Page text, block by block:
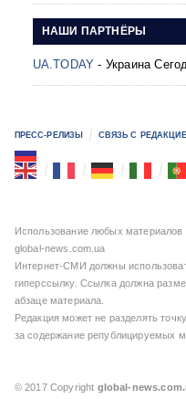
НАШИ ПАРТНЁРЫ
UA.TODAY - Украина
ПРЕСС-РЕЛИЗЫ СВЯЗЬ С
Использование любых
global-news.com.ua
Интернет-СМИ должны
гиперссылку. Ссылка должна
абзаце материала.
Редакция может не разделять
за содержание републицируемых
© 2017 Copyright global-